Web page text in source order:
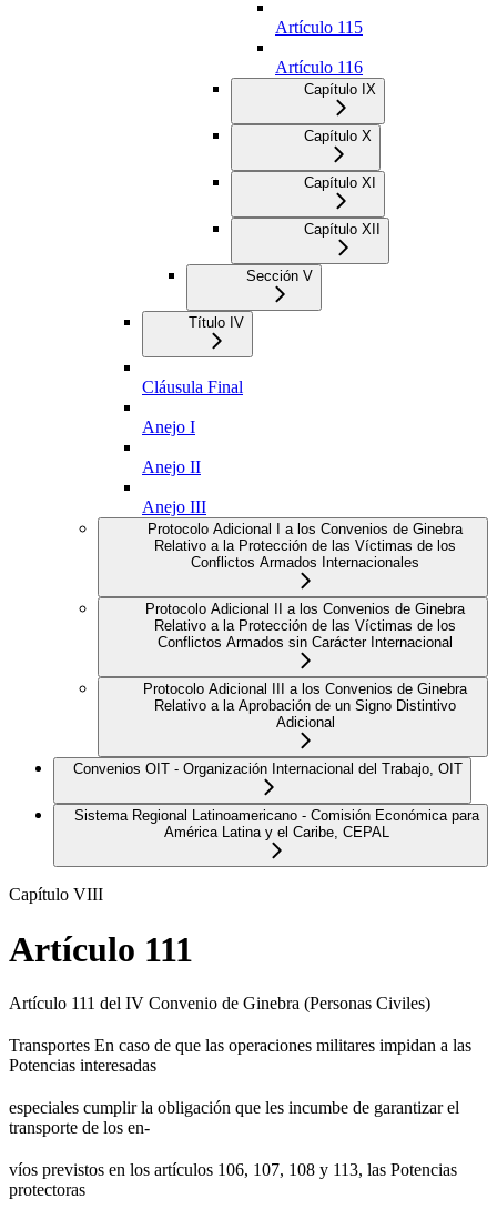
Artículo 115
Artículo 116
Capítulo IX
Capítulo X
Capítulo XI
Capítulo XII
Sección V
Título IV
Cláusula Final
Anejo I
Anejo II
Anejo III
Protocolo Adicional I a los Convenios de Ginebra
Relativo a la Protección de las Víctimas de los
Conflictos Armados Internacionales
Protocolo Adicional II a los Convenios de Ginebra
Relativo a la Protección de las Víctimas de los
Conflictos Armados sin Carácter Internacional
Protocolo Adicional III a los Convenios de Ginebra
Relativo a la Aprobación de un Signo Distintivo
Adicional
Convenios OIT - Organización Internacional del Trabajo, OIT
Sistema Regional Latinoamericano - Comisión Económica para
América Latina y el Caribe, CEPAL
Capítulo VIII
Artículo 111
Artículo 111 del IV Convenio de Ginebra (Personas Civiles)
Transportes En caso de que las operaciones militares impidan a las
Potencias interesadas
especiales cumplir la obligación que les incumbe de garantizar el
transporte de los en-
víos previstos en los artículos 106, 107, 108 y 113, las Potencias
protectoras